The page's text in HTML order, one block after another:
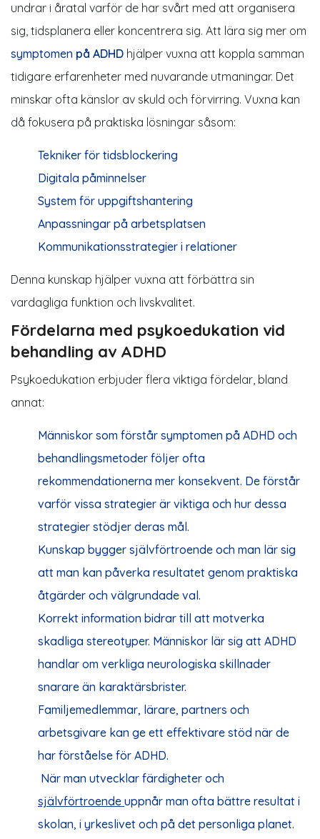
undrar i åratal varför de har svårt med att organisera
sig, tidsplanera eller koncentrera sig. Att lära sig mer om
symptomen på ADHD hjälper vuxna att koppla samman
tidigare erfarenheter med nuvarande utmaningar. Det
minskar ofta känslor av skuld och förvirring. Vuxna kan
då fokusera på praktiska lösningar såsom:
Tekniker för tidsblockering
Digitala påminnelser
System för uppgiftshantering
Anpassningar på arbetsplatsen
Kommunikationsstrategier i relationer
Denna kunskap hjälper vuxna att förbättra sin
vardagliga funktion och livskvalitet.
Fördelarna med psykoedukation vid
behandling av ADHD
Psykoedukation erbjuder flera viktiga fördelar, bland
annat:
Människor som förstår symptomen på ADHD och
behandlingsmetoder följer ofta
rekommendationerna mer konsekvent. De förstår
varför vissa strategier är viktiga och hur dessa
strategier stödjer deras mål.
Kunskap bygger självförtroende och man lär sig
att man kan påverka resultatet genom praktiska
åtgärder och välgrundade val.
Korrekt information bidrar till att motverka
skadliga stereotyper. Människor lär sig att ADHD
handlar om verkliga neurologiska skillnader
snarare än karaktärsbrister.
Familjemedlemmar, lärare, partners och
arbetsgivare kan ge ett effektivare stöd när de
har förståelse för ADHD.
När man utvecklar färdigheter och
självförtroende uppnår man ofta bättre resultat i
skolan, i yrkeslivet och på det personliga planet.